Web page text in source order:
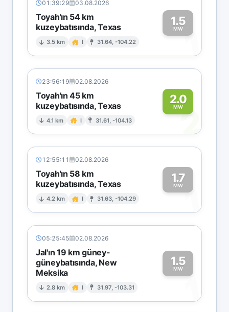
01:39:29 03.08.2026
Toyah'ın 54 km
kuzeybatısında, Texas
3.5 km I 31.64, -104.22
1.5
MW1
23:56:19 02.08.2026
Toyah'ın 45 km
kuzeybatısında, Texas
4.1 km I 31.61, -104.13
2.0
MW2
12:55:11 02.08.2026
Toyah'ın 58 km
kuzeybatısında, Texas
4.2 km I 31.63, -104.29
1.7
MW1
05:25:45 02.08.2026
Jal'ın 19 km güney-
güneybatısında, New
Meksika
2.8 km I 31.97, -103.31
1.5
MW
1